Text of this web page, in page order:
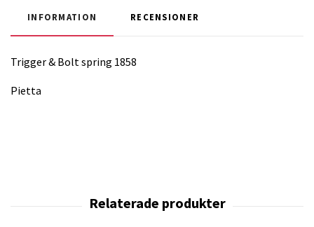
INFORMATION RECENSIONER
Trigger & Bolt spring 1858
Pietta